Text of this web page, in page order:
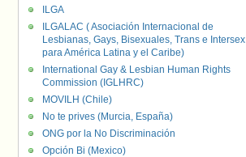
ILGA
ILGALAC ( Asociación Internacional de
Lesbianas, Gays, Bisexuales, Trans e Intersex
para América Latina y el Caribe)
International Gay & Lesbian Human Rights
Commission (IGLHRC)
MOVILH (Chile)
No te prives (Murcia, España)
ONG por la No Discriminación
Opción Bi (Mexico)